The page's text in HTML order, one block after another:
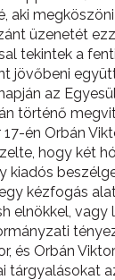
aki
üzenetét
tekintek a
jövőbeni
napján az
történő
én Orbán
hogy két
kiadós
kézfogás
elnökkel, vagy
és Orbán
tárgyalásokat